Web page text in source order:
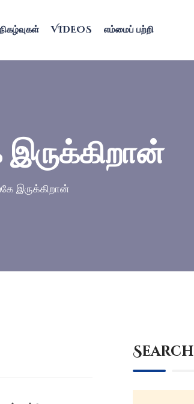
நிகழ்வுகள் VIDEOS எம்மைப் பற்றி
இருக்கிறான்
Search